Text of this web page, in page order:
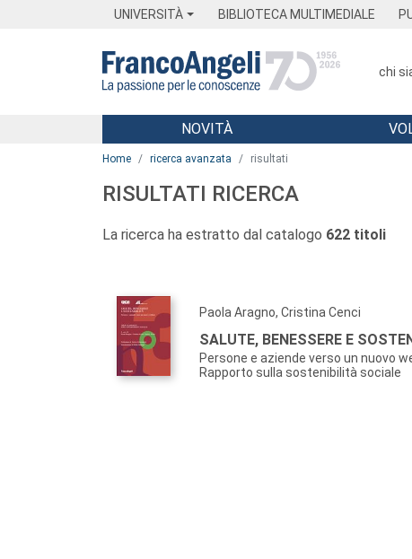
UNIVERSITÀ BIBLIOTECA MULTIMEDIALE
chi
Menu
NOVITÀ
Home ricerca avanzata risultati
RISULTATI RICERCA
La ricerca ha estratto dal catalogo 622 titoli
Paola Aragno, Cristina Cenci
SALUTE, BENESSERE E
Persone e aziende verso un nuovo
Rapporto sulla sostenibilità sociale